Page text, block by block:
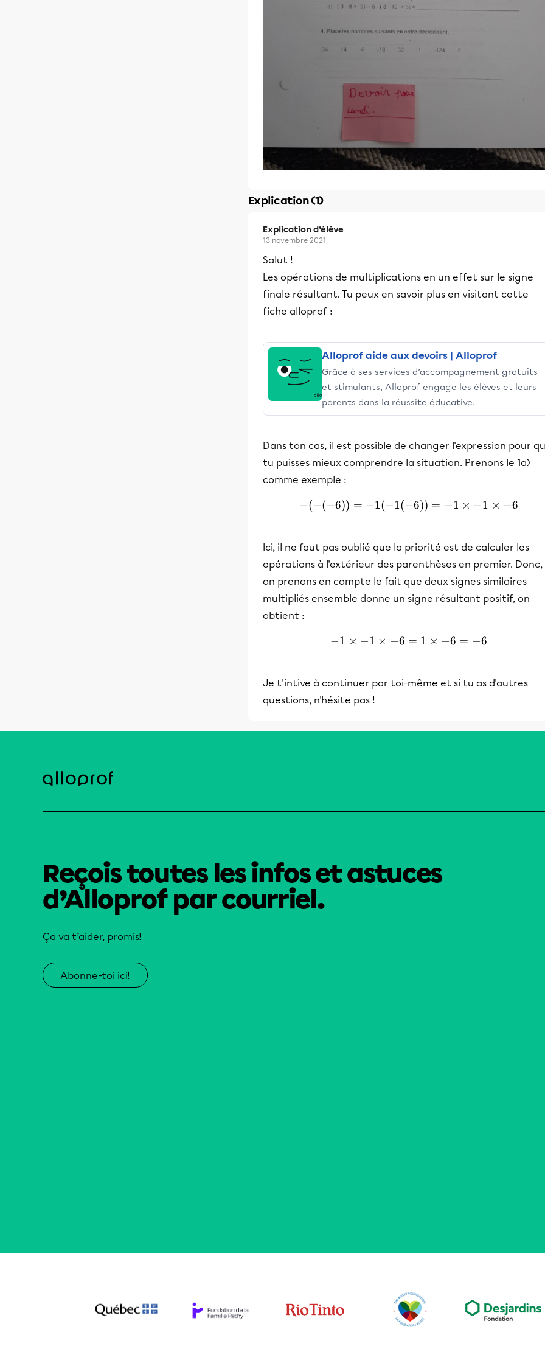
Explication (1)
Explication d’élève
13 novembre 2021
Salut !
Les opérations de multiplications en un effet sur le signe
finale résultant. Tu peux en savoir plus en visitant cette
fiche alloprof :
Alloprof aide aux devoirs | Alloprof
Grâce à ses services d’accompagnement gratuits
et stimulants, Alloprof engage les élèves et leurs
parents dans la réussite éducative.
Dans ton cas, il est possible de changer l'expression pour
tu puisses mieux comprendre la situation. Prenons le 1a)
comme exemple :
-(-(-6))=-1(-1(-6))=-
−(−(−6)) = −1(−1(−6)) = −1 × −1 × −6
Ici, il ne faut pas oublié que la priorité est de calculer les
opérations à l'extérieur des parenthèses en premier. Donc,
on prenons en compte le fait que deux signes similaires
multipliés ensemble donne un signe résultant positif, on
obtient :
-1\times-1\times-
−1 × −1 × −6 = 1 × −6 = −6
Je t'intive à continuer par toi-même et si tu as d'autres
questions, n'hésite pas !
Reçois toutes les infos et astuces
d’Alloprof par courriel.
Ça va t’aider, promis!
Abonne-toi ici!